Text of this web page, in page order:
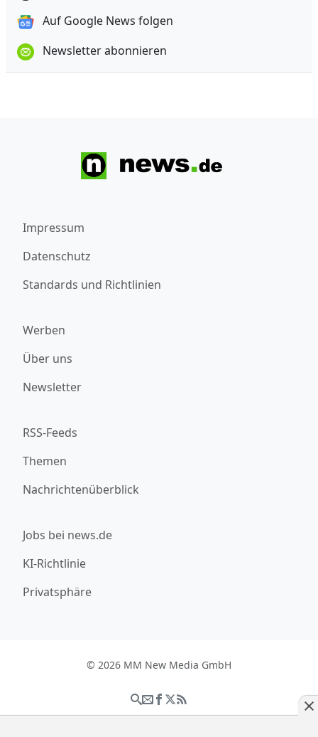
Auf Google News folgen
Newsletter abonnieren
Impressum
Datenschutz
Standards und Richtlinien
Werben
Über uns
Newsletter
RSS-Feeds
Themen
Nachrichtenüberblick
Jobs bei news.de
KI-Richtlinie
Privatsphäre
© 2026 MM New Media GmbH